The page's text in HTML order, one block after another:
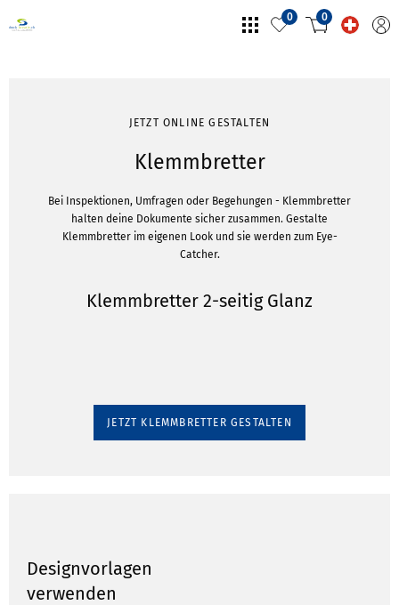
0 0
JETZT ONLINE GESTALTEN
Klemmbretter
Bei Inspektionen, Umfragen oder Begehungen - Klemmbretter
halten deine Dokumente sicher zusammen. Gestalte
Klemmbretter im eigenen Look und sie werden zum Eye-
Catcher.
Klemmbretter 2-seitig Glanz
JETZT KLEMMBRETTER GESTALTEN
Designvorlagen
verwenden